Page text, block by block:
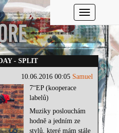
Toggle
- SPLIT
10.06.2016 00:05 Samuel
7“EP (kooperace
labelů)
Muziky poslouchám
hodně a jedním ze
stylů, které mám stále